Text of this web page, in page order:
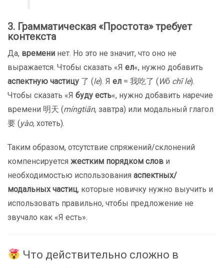
3. Грамматическая «Простота» требует
контекста
Да, времени нет. Но это не значит, что оно не
выражается. Чтобы сказать «Я ел«, нужно добавить
аспектную частицу 了 (le). Я ел = 我吃了 (Wǒ chī le).
Чтобы сказать «Я буду есть«, нужно добавить наречие
времени 明天 (míngtiān, завтра) или модальный глагол
要 (yào, хотеть).
Таким образом, отсутствие спряжений/склонений
компенсируется жестким порядком слов и
необходимостью использования аспектных/
модальных частиц, которые новичку нужно выучить и
использовать правильно, чтобы предложение не
звучало как «Я есть».
Что действительно сложно в